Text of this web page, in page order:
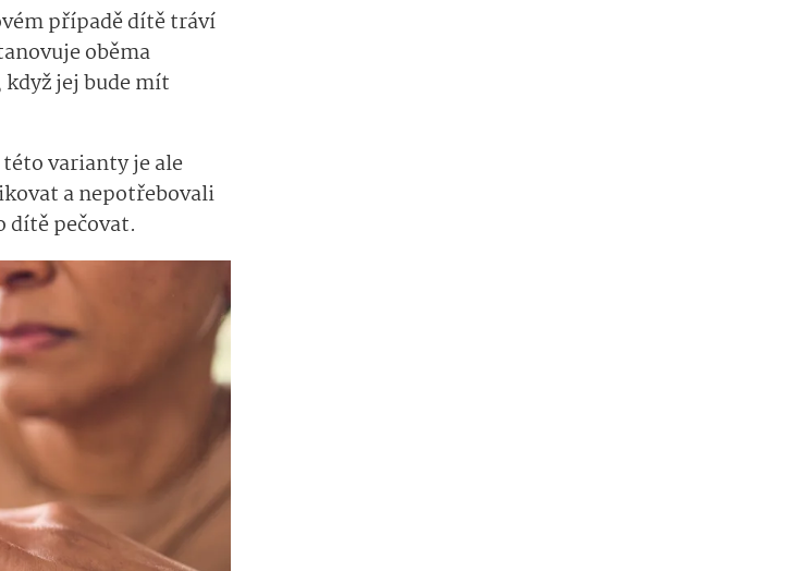
případě dítě tráví
oběma
jej bude mít
této varianty je ale
a nepotřebovali
dítě pečovat.